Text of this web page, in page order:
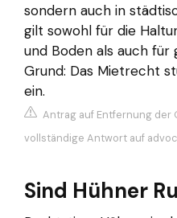
sondern auch in
gilt sowohl für die
und Boden als auch
Grund: Das Mietrecht
ein.
Antrag auf Entfernung der
vollständige Antwort auf
Sind Hühner